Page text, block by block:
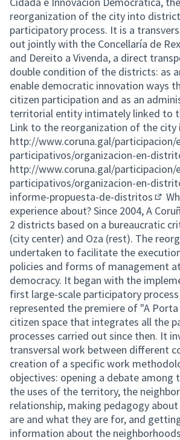
reorganization of the city into
participatory process. It is a
out jointly with the Concellaría de
and Dereito a Vivenda, a direct
double condition of the districts: as
enable democratic innovation ways
citizen participation and as an
territorial entity intimately linked to
Link to the reorganization of the
http://www.coruna.gal/participacion/
participativos/organizacion-en-
http://www.coruna.gal/participacion/
participativos/organizacion-en-
informe-propuesta-de-distritos
experience about? Since 2004, A
2 districts based on a bureaucratic
(city center) and Oza (rest). The
undertaken to facilitate the
policies and forms of management
democracy. It began with the
first large-scale participatory
represented the premiere of "A Porta
citizen space that integrates all the
processes carried out since then. It
transversal work between different
creation of a specific work
objectives: opening a debate among
the uses of the territory, the
relationship, making pedagogy
are and what they are for, and
information about the